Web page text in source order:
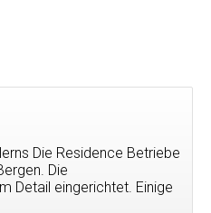
Die Residence Betriebe
Die
Detail eingerichtet. Einige